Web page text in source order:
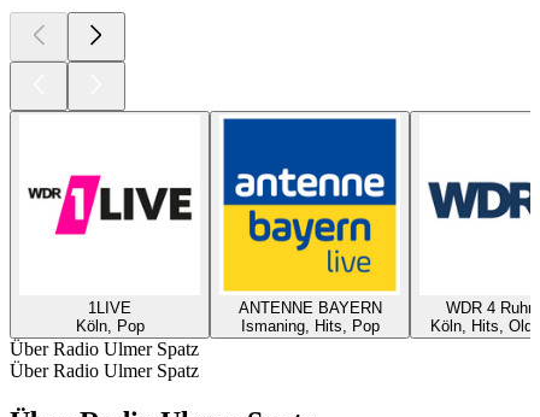
1LIVE
Köln, Pop
ANTENNE BAYERN
Ismaning, Hits, Pop
WDR 4
Köln, Hits,
Über Radio Ulmer Spatz
Über Radio Ulmer Spatz